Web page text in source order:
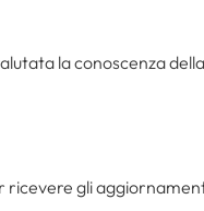
la conoscenza
ricevere gli